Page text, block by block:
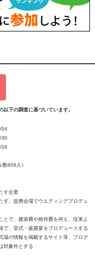
下の調査に基づいています。
04
30
26
609人）
す企業
ず、提携会場でウエディングプロデュ
とで、建築費や維持費を抑え、従来よ
で、挙式・披露宴をプロデュースする
場の情報を掲載するサイト等、プロデ
対象外とする